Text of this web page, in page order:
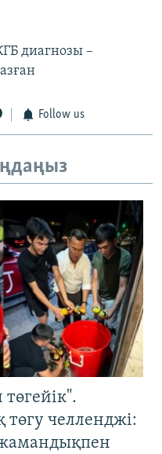
диагнозы –
Follow us
төгу челленджі: